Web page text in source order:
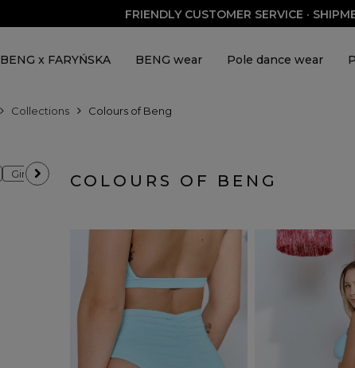
FRIENDLY CUSTOMER SERVICE ·
BENG x FARYŃSKA BENG wear Pole dance wear
Collections Colours of Beng
Girls of BENG BENG x FARYŃSKA DARE TO DESIRE
COLOURS OF BENG